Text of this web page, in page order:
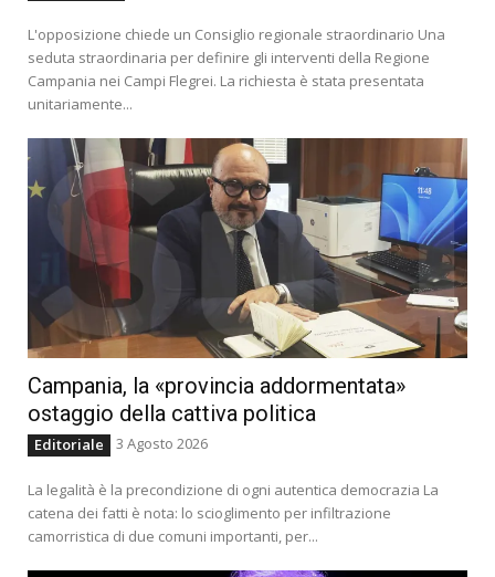
L'opposizione chiede un Consiglio regionale straordinario Una
seduta straordinaria per definire gli interventi della Regione
Campania nei Campi Flegrei. La richiesta è stata presentata
unitariamente...
Campania, la «provincia addormentata»
ostaggio della cattiva politica
Editoriale 3 Agosto 2026
La legalità è la precondizione di ogni autentica democrazia La
catena dei fatti è nota: lo scioglimento per infiltrazione
camorristica di due comuni importanti, per...